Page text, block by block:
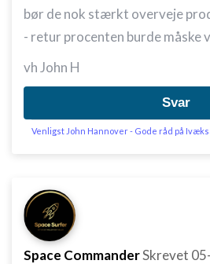
bør de nok stærkt overveje
- retur procenten burde måske
vh John H
Svar
Venligst John Hannover - Gode råd på
Space CommanderSkrevet